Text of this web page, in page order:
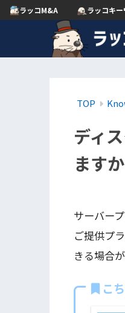
ラッコM&A ラッコキ
TOP
ディ
ます
サーバー
ご提供プ
きる場合
こ